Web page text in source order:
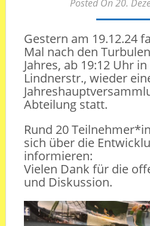
Posted On 20.
Gestern am 19.12.24
Mal nach den
Jahres, ab 19:12 Uhr
Lindnerstr., wieder
Abteilung statt.
Rund 20
sich über die
informieren:
Vielen Dank für die
und Diskussion.